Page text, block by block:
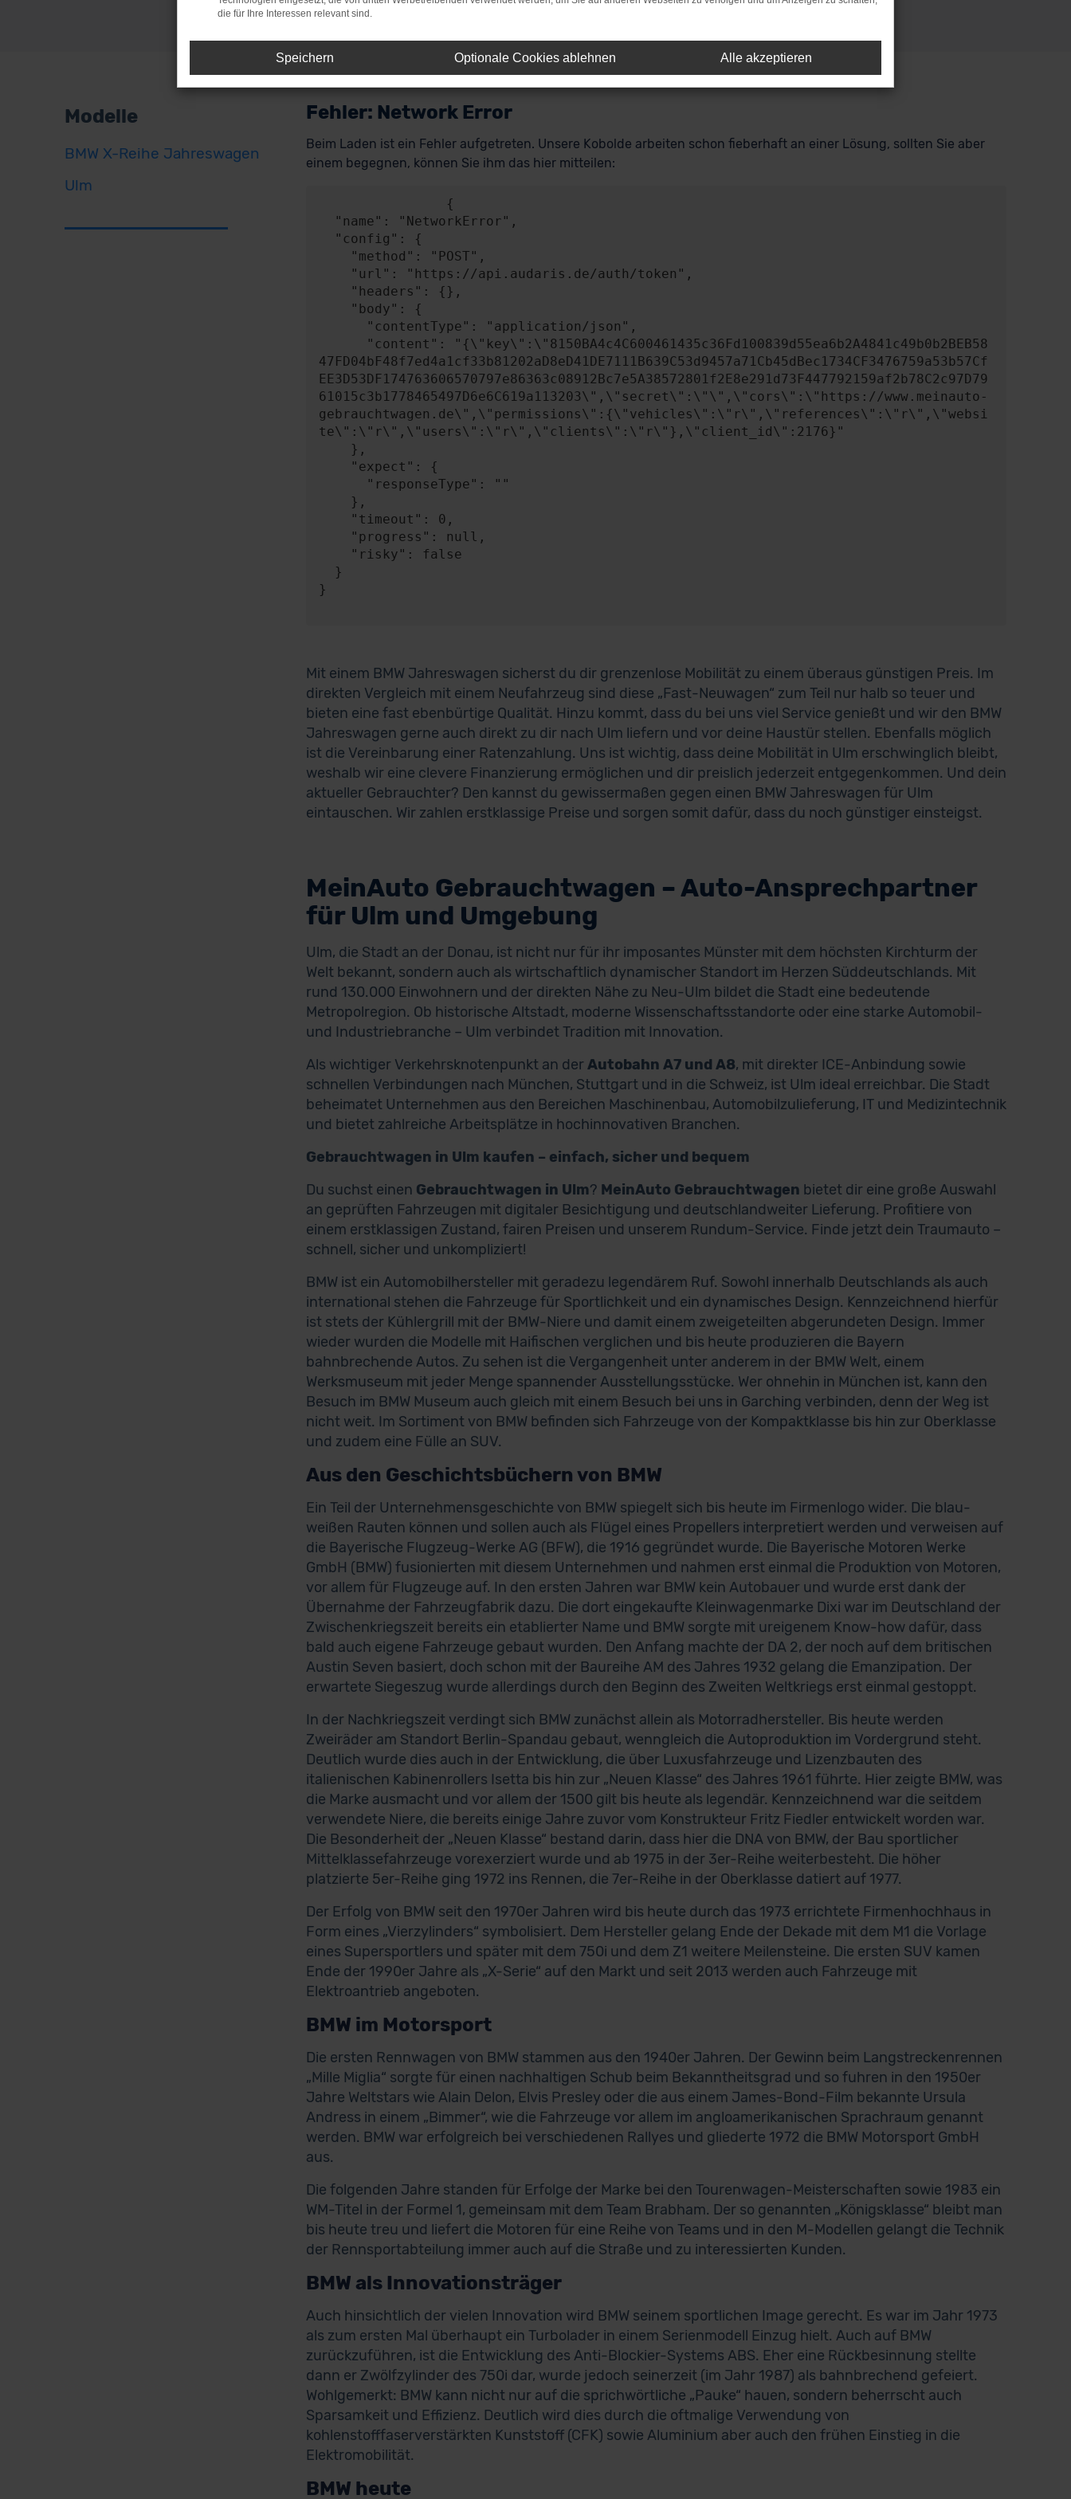
Modelle
BMW X-Reihe Jahreswagen
Ulm
Fehler: Network Error
Beim Laden ist ein Fehler aufgetreten. Unsere Kobolde arbeiten schon fieberhaft an einer Lösung, sollten Sie aber
einem begegnen, können Sie ihm das hier mitteilen:
47FD04bF48f7ed4a1cf33b81202aD8eD41DE7111B639C53d9457a71Cb45dBec1734CF3476759a53b57Cf
EE3D53DF174763606570797e86363c08912Bc7e5A38572801f2E8e291d73F447792159af2b78C2c97D79
61015c3b1778465497D6e6C619a113203\",\"secret\":\"\",\"cors\":\"https://www.meinauto-
gebrauchtwagen.de\",\"permissions\":{\"vehicles\":\"r\",\"references\":\"r\",\"websi
te\":\"r\",\"users\":\"r\",\"clients\":\"r\"},\"client_id\":2176}"
}
Mit einem BMW Jahreswagen sicherst du dir grenzenlose Mobilität zu einem überaus günstigen Preis. Im
direkten Vergleich mit einem Neufahrzeug sind diese „Fast-Neuwagen“ zum Teil nur halb so teuer und
bieten eine fast ebenbürtige Qualität. Hinzu kommt, dass du bei uns viel Service genießt und wir den BMW
Jahreswagen gerne auch direkt zu dir nach Ulm liefern und vor deine Haustür stellen. Ebenfalls möglich
ist die Vereinbarung einer Ratenzahlung. Uns ist wichtig, dass deine Mobilität in Ulm erschwinglich bleibt,
weshalb wir eine clevere Finanzierung ermöglichen und dir preislich jederzeit entgegenkommen. Und dein
aktueller Gebrauchter? Den kannst du gewissermaßen gegen einen BMW Jahreswagen für Ulm
eintauschen. Wir zahlen erstklassige Preise und sorgen somit dafür, dass du noch günstiger einsteigst.
MeinAuto Gebrauchtwagen – Auto-Ansprechpartner
für Ulm und Umgebung
Ulm, die Stadt an der Donau, ist nicht nur für ihr imposantes Münster mit dem höchsten Kirchturm der
Welt bekannt, sondern auch als wirtschaftlich dynamischer Standort im Herzen Süddeutschlands. Mit
rund 130.000 Einwohnern und der direkten Nähe zu Neu-Ulm bildet die Stadt eine bedeutende
Metropolregion. Ob historische Altstadt, moderne Wissenschaftsstandorte oder eine starke Automobil-
und Industriebranche – Ulm verbindet Tradition mit Innovation.
Als wichtiger Verkehrsknotenpunkt an derAutobahn A7 und A8, mit direkter ICE-Anbindung sowie
schnellen Verbindungen nach München, Stuttgart und in die Schweiz, ist Ulm ideal erreichbar. Die Stadt
beheimatet Unternehmen aus den Bereichen Maschinenbau, Automobilzulieferung, IT und Medizintechnik
und bietet zahlreiche Arbeitsplätze in hochinnovativen Branchen.
Gebrauchtwagen in Ulm kaufen – einfach, sicher und bequem
Du suchst einen Gebrauchtwagen in Ulm? MeinAuto Gebrauchtwagen bietet dir eine große Auswahl
an geprüften Fahrzeugen mit digitaler Besichtigung und deutschlandweiter Lieferung. Profitiere von
einem erstklassigen Zustand, fairen Preisen und unserem Rundum-Service. Finde jetzt dein Traumauto –
schnell, sicher und unkompliziert!
BMW ist ein Automobilhersteller mit geradezu legendärem Ruf. Sowohl innerhalb Deutschlands als auch
international stehen die Fahrzeuge für Sportlichkeit und ein dynamisches Design. Kennzeichnend hierfür
ist stets der Kühlergrill mit der BMW-Niere und damit einem zweigeteilten abgerundeten Design. Immer
wieder wurden die Modelle mit Haifischen verglichen und bis heute produzieren die Bayern
bahnbrechende Autos. Zu sehen ist die Vergangenheit unter anderem in der BMW Welt, einem
Werksmuseum mit jeder Menge spannender Ausstellungsstücke. Wer ohnehin in München ist, kann den
Besuch im BMW Museum auch gleich mit einem Besuch bei uns in Garching verbinden, denn der Weg ist
nicht weit. Im Sortiment von BMW befinden sich Fahrzeuge von der Kompaktklasse bis hin zur Oberklasse
und zudem eine Fülle an SUV.
Aus den Geschichtsbüchern von BMW
Ein Teil der Unternehmensgeschichte von BMW spiegelt sich bis heute im Firmenlogo wider. Die blau-
weißen Rauten können und sollen auch als Flügel eines Propellers interpretiert werden und verweisen auf
die Bayerische Flugzeug-Werke AG (BFW), die 1916 gegründet wurde. Die Bayerische Motoren Werke
GmbH (BMW) fusionierten mit diesem Unternehmen und nahmen erst einmal die Produktion von Motoren,
vor allem für Flugzeuge auf. In den ersten Jahren war BMW kein Autobauer und wurde erst dank der
Übernahme der Fahrzeugfabrik dazu. Die dort eingekaufte Kleinwagenmarke Dixi war im Deutschland der
Zwischenkriegszeit bereits ein etablierter Name und BMW sorgte mit ureigenem Know-how dafür, dass
bald auch eigene Fahrzeuge gebaut wurden. Den Anfang machte der DA 2, der noch auf dem britischen
Austin Seven basiert, doch schon mit der Baureihe AM des Jahres 1932 gelang die Emanzipation. Der
erwartete Siegeszug wurde allerdings durch den Beginn des Zweiten Weltkriegs erst einmal gestoppt.
In der Nachkriegszeit verdingt sich BMW zunächst allein als Motorradhersteller. Bis heute werden
Zweiräder am Standort Berlin-Spandau gebaut, wenngleich die Autoproduktion im Vordergrund steht.
Deutlich wurde dies auch in der Entwicklung, die über Luxusfahrzeuge und Lizenzbauten des
italienischen Kabinenrollers Isetta bis hin zur „Neuen Klasse“ des Jahres 1961 führte. Hier zeigte BMW, was
die Marke ausmacht und vor allem der 1500 gilt bis heute als legendär. Kennzeichnend war die seitdem
verwendete Niere, die bereits einige Jahre zuvor vom Konstrukteur Fritz Fiedler entwickelt worden war.
Die Besonderheit der „Neuen Klasse“ bestand darin, dass hier die DNA von BMW, der Bau sportlicher
Mittelklassefahrzeuge vorexerziert wurde und ab 1975 in der 3er-Reihe weiterbesteht. Die höher
platzierte 5er-Reihe ging 1972 ins Rennen, die 7er-Reihe in der Oberklasse datiert auf 1977.
Der Erfolg von BMW seit den 1970er Jahren wird bis heute durch das 1973 errichtete Firmenhochhaus in
Form eines „Vierzylinders“ symbolisiert. Dem Hersteller gelang Ende der Dekade mit dem M1 die Vorlage
eines Supersportlers und später mit dem 750i und dem Z1 weitere Meilensteine. Die ersten SUV kamen
Ende der 1990er Jahre als „X-Serie“ auf den Markt und seit 2013 werden auch Fahrzeuge mit
Elektroantrieb angeboten.
BMW im Motorsport
Die ersten Rennwagen von BMW stammen aus den 1940er Jahren. Der Gewinn beim Langstreckenrennen
„Mille Miglia“ sorgte für einen nachhaltigen Schub beim Bekanntheitsgrad und so fuhren in den 1950er
Jahre Weltstars wie Alain Delon, Elvis Presley oder die aus einem James-Bond-Film bekannte Ursula
Andress in einem „Bimmer“, wie die Fahrzeuge vor allem im angloamerikanischen Sprachraum genannt
werden. BMW war erfolgreich bei verschiedenen Rallyes und gliederte 1972 die BMW Motorsport GmbH
aus.
Die folgenden Jahre standen für Erfolge der Marke bei den Tourenwagen-Meisterschaften sowie 1983 ein
WM-Titel in der Formel 1, gemeinsam mit dem Team Brabham. Der so genannten „Königsklasse“ bleibt man
bis heute treu und liefert die Motoren für eine Reihe von Teams und in den M-Modellen gelangt die Technik
der Rennsportabteilung immer auch auf die Straße und zu interessierten Kunden.
BMW als Innovationsträger
Auch hinsichtlich der vielen Innovation wird BMW seinem sportlichen Image gerecht. Es war im Jahr 1973
als zum ersten Mal überhaupt ein Turbolader in einem Serienmodell Einzug hielt. Auch auf BMW
zurückzuführen, ist die Entwicklung des Anti-Blockier-Systems ABS. Eher eine Rückbesinnung stellte
dann er Zwölfzylinder des 750i dar, wurde jedoch seinerzeit (im Jahr 1987) als bahnbrechend gefeiert.
Wohlgemerkt: BMW kann nicht nur auf die sprichwörtliche „Pauke“ hauen, sondern beherrscht auch
Sparsamkeit und Effizienz. Deutlich wird dies durch die oftmalige Verwendung von
kohlenstofffaserverstärkten Kunststoff (CFK) sowie Aluminium aber auch den frühen Einstieg in die
Elektromobilität.
BMW heute
die für Ihre Interessen relevant sind.
Speichern Optionale Cookies ablehnen Alle akzeptieren